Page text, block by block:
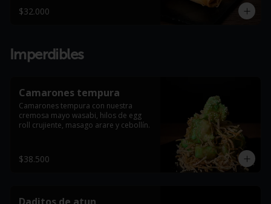
$32.000
Imperdibles
Camarones tempura
Camarones tempura con nuestra
cremosa mayo wasabi, hilos de egg
roll crujiente, masago arare y cebollín.
$38.500